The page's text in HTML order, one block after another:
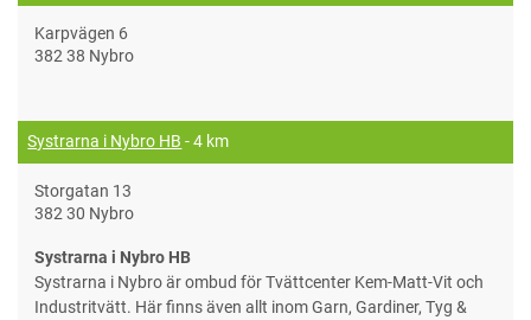
Karpvägen 6
382 38 Nybro
Systrarna i Nybro HB - 4 km
Storgatan 13
382 30 Nybro
Systrarna i Nybro HB
Systrarna i Nybro är ombud för Tvättcenter Kem-Matt-Vit och
Industritvätt. Här finns även allt inom Garn, Gardiner, Tyg &